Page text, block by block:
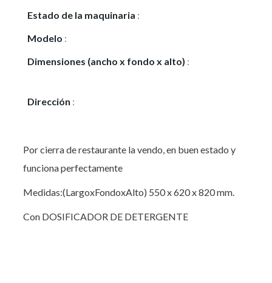
Estado de la maquinaria :
Modelo :
Dimensiones (ancho x fondo x alto) :
Dirección :
Por cierra de restaurante la vendo, en buen estado y
funciona perfectamente
Medidas:(LargoxFondoxAlto) 550 x 620 x 820 mm.
Con DOSIFICADOR DE DETERGENTE